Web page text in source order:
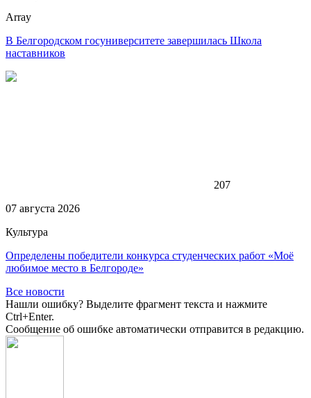
Array
В Белгородском госуниверситете завершилась Школа
наставников
207
07 августа 2026
Культура
Определены победители конкурса студенческих работ «Моё
любимое место в Белгороде»
Все новости
Нашли ошибку? Выделите фрагмент текста и нажмите
Ctrl+Enter.
Сообщение об ошибке автоматически отправится в редакцию.